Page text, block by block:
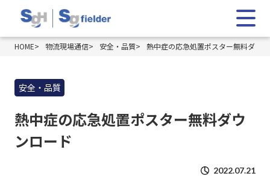
HOME 物流現場通信 安全・品質 熱中症の応急処置ポスター無料ダウ
安全・品質
熱中症の応急処置ポスター無料ダウ
ンロード
2022.07.21